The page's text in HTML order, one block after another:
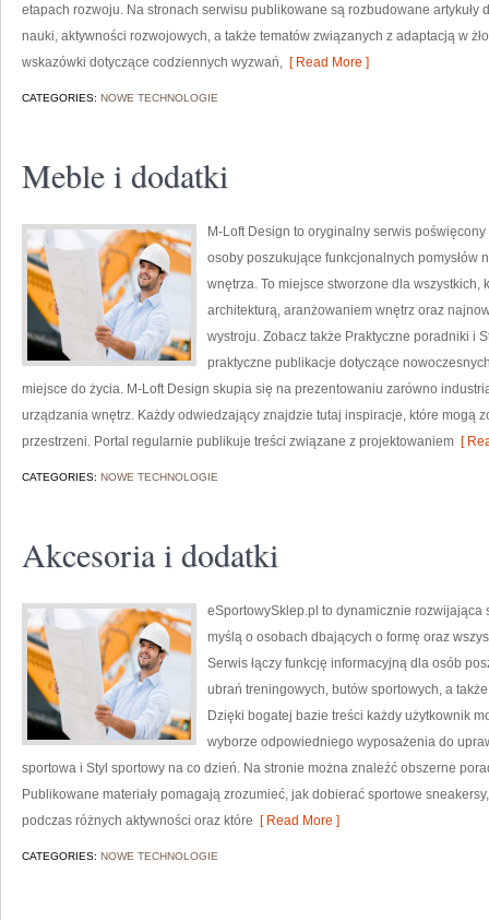
etapach rozwoju. Na stronach serwisu publikowane są rozbudowane
nauki, aktywności rozwojowych, a także tematów związanych z adaptacją w
wskazówki dotyczące codziennych wyzwań, [ Read More ]
CATEGORIES: NOWE TECHNOLOGIE
Meble i dodatki
M-Loft Design to oryginalny serwis
osoby poszukujące funkcjonalnych
wnętrza. To miejsce stworzone dla
architekturą, aranżowaniem wnętrz oraz
wystroju. Zobacz także Praktyczne poradniki i
praktyczne publikacje dotyczące
miejsce do życia. M-Loft Design skupia się na prezentowaniu zarówno
urządzania wnętrz. Każdy odwiedzający znajdzie tutaj inspiracje, które mogą
przestrzeni. Portal regularnie publikuje treści związane z projektowaniem [
CATEGORIES: NOWE TECHNOLOGIE
Akcesoria i dodatki
eSportowySklep.pl to dynamicznie rozwijająca
myślą o osobach dbających o formę oraz
Serwis łączy funkcję informacyjną dla osób
ubrań treningowych, butów sportowych, a
Dzięki bogatej bazie treści każdy użytkownik
wyborze odpowiedniego wyposażenia do
sportowa i Styl sportowy na co dzień. Na stronie można znaleźć obszerne
Publikowane materiały pomagają zrozumieć, jak dobierać sportowe
podczas różnych aktywności oraz które [ Read More ]
CATEGORIES: NOWE TECHNOLOGIE